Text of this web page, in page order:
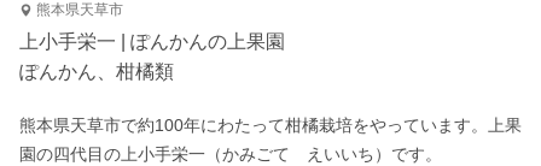
熊本県天草市
上小手栄一 | ぽんかんの上果園
ぽんかん、柑橘類
熊本県天草市で約100年にわたって柑橘栽培をやっています。上果
園の四代目の上小手栄一（かみごて　えいいち）です。